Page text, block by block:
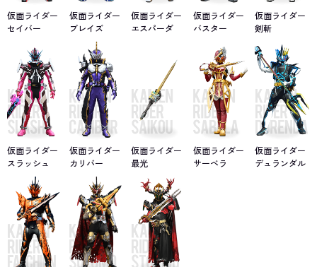
仮面ライダー
セイバー
仮面ライダー
ブレイズ
仮面ライダー
エスパーダ
仮面ライダー
バスター
仮面ライダー
剣斬
仮面ライダー
スラッシュ
仮面ライダー
カリバー
仮面ライダー
最光
仮面ライダー
サーベラ
仮面ライダー
デュランダル